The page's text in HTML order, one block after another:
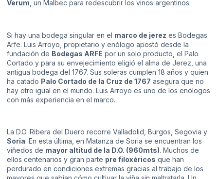
Verum , un Malbec para redescubrir los vinos argentinos.
Si hay una bodega singular en el marco de jerez es Bodegas
Arfe. Luis Arroyo, propietario y enólogo apostó desde la
fundación de Bodegas ARFE por un solo producto, el Palo
Cortado y para su envejecimiento eligió el alma de Jerez, una
antigua bodega del 1767. Sus soleras cumplen 18 años y quien
ha catado Palo Cortado de la Cruz de 1767 asegura que no
hay otro igual en el mundo. Luis Arroyo es uno de los enólogos
con más experiencia en el marco.
La D.O. Ribera del Duero recorre Valladolid, Burgos, Segovia y
Soria. En esta última, en Matanza de Soria se encuentran los
viñedos de mayor altitud de la D.O. (960mts). Muchos de
ellos centenarios y gran parte pre filoxéricos que han
perdurado en condiciones extremas gracias al trabajo de los